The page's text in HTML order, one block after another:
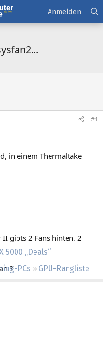
5000 „Deals“
PCs
GPU-Rangliste
Anmelden
#1
in einem Thermaltake
II gibts 2 Fans hinten, 2
?